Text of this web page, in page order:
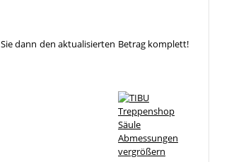
dann den aktualisierten Betrag komplett!
vergrößern